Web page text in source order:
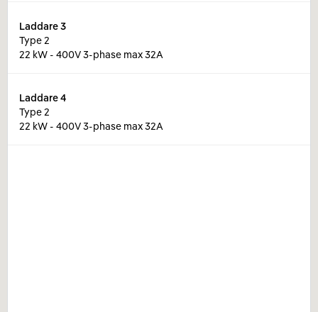
Laddare3
Type 2
22 kW - 400V 3-phase max 32A
Laddare4
Type 2
22 kW - 400V 3-phase max 32A